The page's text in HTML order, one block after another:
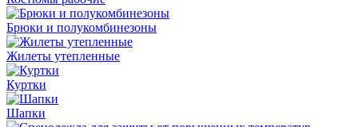
Брюки и полукомбинезоны
Жилеты утепленные
Куртки
Шапки